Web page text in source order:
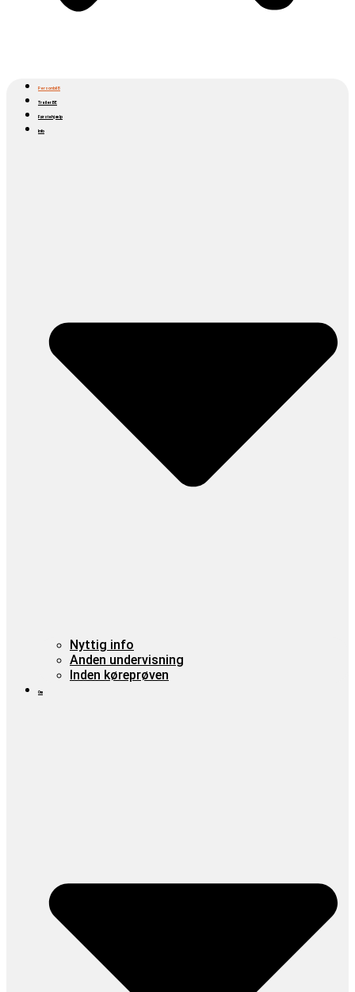
Personbil B
Trailer BE
Førstehjælp
Info
Nyttig info
Anden undervisning
Inden køreprøven
Om